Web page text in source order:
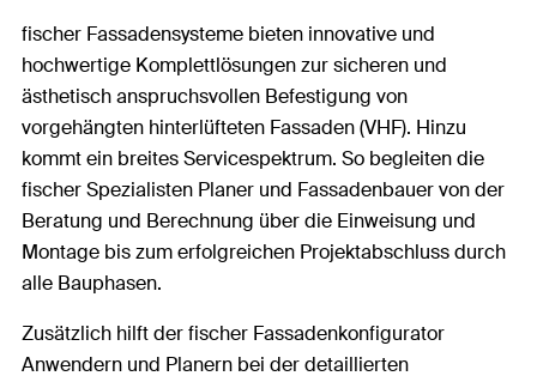
fischer Fassadensysteme bieten innovative und
hochwertige Komplettlösungen zur sicheren und
ästhetisch anspruchsvollen Befestigung von
vorgehängten hinterlüfteten Fassaden (VHF). Hinzu
kommt ein breites Servicespektrum. So begleiten die
fischer Spezialisten Planer und Fassadenbauer von der
Beratung und Berechnung über die Einweisung und
Montage bis zum erfolgreichen Projektabschluss durch
alle Bauphasen.
Zusätzlich hilft der fischer Fassadenkonfigurator
Anwendern und Planern bei der detaillierten